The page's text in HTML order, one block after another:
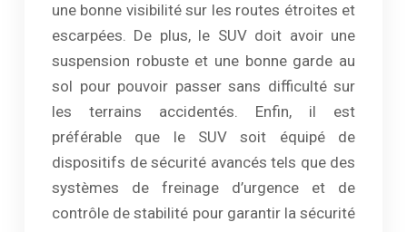
une bonne visibilité sur les routes étroites et
escarpées. De plus, le SUV doit avoir une
suspension robuste et une bonne garde au
sol pour pouvoir passer sans difficulté sur
les terrains accidentés. Enfin, il est
préférable que le SUV soit équipé de
dispositifs de sécurité avancés tels que des
systèmes de freinage d’urgence et de
contrôle de stabilité pour garantir la sécurité